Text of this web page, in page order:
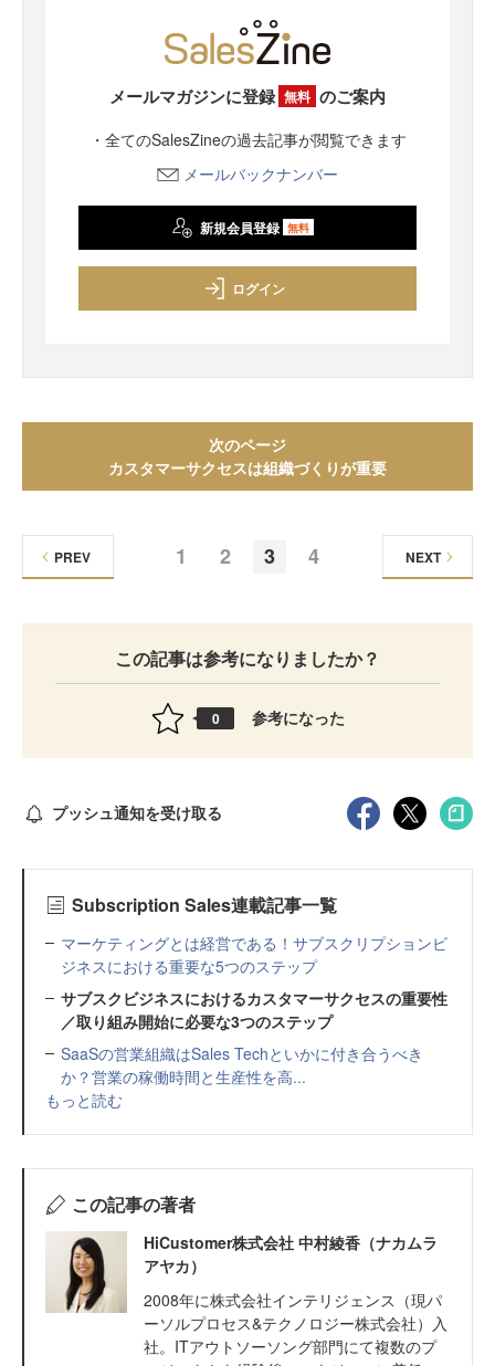
メールマガジンに登録 無料 のご案内
・全てのSalesZineの過去記事が閲覧できます
メールバックナンバー
新規会員登録 無料
ログイン
次のページ
カスタマーサクセスは組織づくりが重要
1 2 3 4
PREV NEXT
この記事は参考になりましたか？
0 参考になった
プッシュ通知を受け取る
Subscription Sales連載記事一覧
マーケティングとは経営である！サブスクリプションビ
ジネスにおける重要な5つのステップ
サブスクビジネスにおけるカスタマーサクセスの重要性
／取り組み開始に必要な3つのステップ
SaaSの営業組織はSales Techといかに付き合うべき
か？営業の稼働時間と生産性を高...
もっと読む
この記事の著者
HiCustomer株式会社 中村綾香（ナカムラ
アヤカ）
2008年に株式会社インテリジェンス（現パ
ーソルプロセス&テクノロジー株式会社）入
社。ITアウトソーソング部門にて複数のプ